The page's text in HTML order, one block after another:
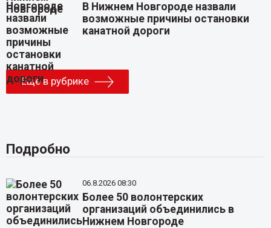
В Нижнем Новгороде назвали
возможные причины остановки
канатной дороги
Еще в рубрике
Подробно
06.8.2026 08:30
Более 50 волонтерских
организаций объединились в
Нижнем Новгороде